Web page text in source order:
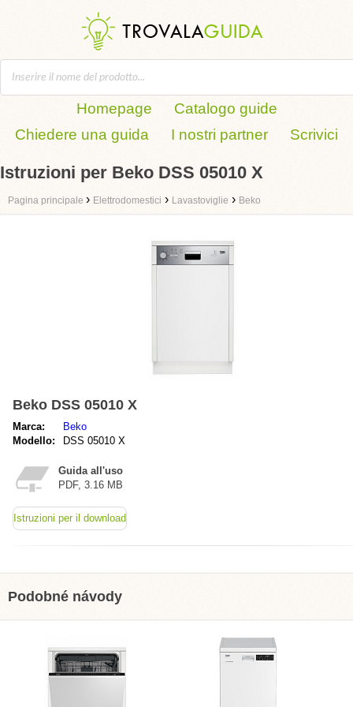
Homepage
Catalogo guide
Chiedere una guida
I nostri partner Scrivici
Istruzioni per Beko DSS 05010 X
Pagina principale › Elettrodomestici › Lavastoviglie › Beko
Beko DSS 05010 X
Marca:
Beko
Modello:
DSS 05010 X
Guida all'uso
PDF, 3.16 MB
Istruzioni per il download
Podobné návody